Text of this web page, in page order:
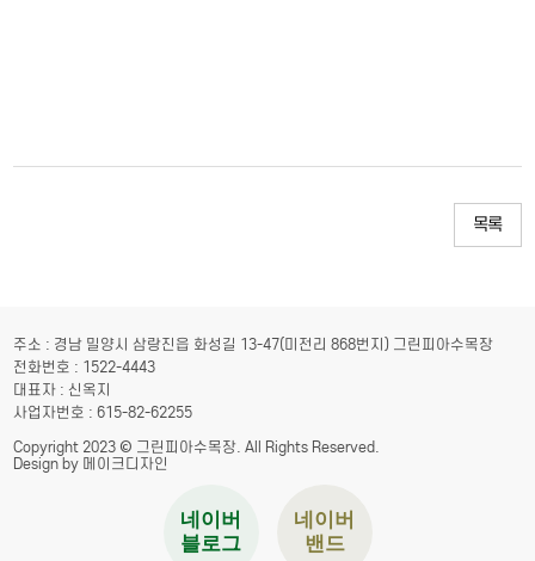
목록
주소 : 경남 밀양시 삼랑진읍 화성길 13-47(미전리 868번지) 그린피아수목장
전화번호 : 1522-4443
대표자 : 신옥지
사업자번호 : 615-82-62255
Copyright 2023 © 그린피아수목장. All Rights Reserved.
Design by 메이크디자인
네이버
블로그
네이버
밴드